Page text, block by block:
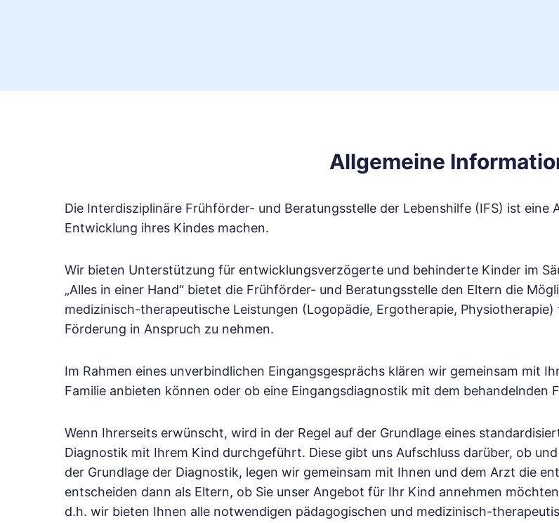
Allgemeine
Die Interdisziplinäre Frühförder- und Beratungsstelle der Lebenshilfe (IFS) ist eine
Entwicklung ihres Kindes machen.
Wir bieten Unterstützung für entwicklungsverzögerte und behinderte Kinder im
„Alles in einer Hand“ bietet die Frühförder- und Beratungsstelle den Eltern die
medizinisch-therapeutische Leistungen (Logopädie, Ergotherapie,
Förderung in Anspruch zu nehmen.
Im Rahmen eines unverbindlichen Eingangsgesprächs klären wir gemeinsam mit
Familie anbieten können oder ob eine Eingangsdiagnostik mit dem behandelnden
Wenn Ihrerseits erwünscht, wird in der Regel auf der Grundlage eines
Diagnostik mit Ihrem Kind durchgeführt. Diese gibt uns Aufschluss darüber, ob
der Grundlage der Diagnostik, legen wir gemeinsam mit Ihnen und dem Arzt die
entscheiden dann als Eltern, ob Sie unser Angebot für Ihr Kind annehmen
d.h. wir bieten Ihnen alle notwendigen pädagogischen und medizinisch-